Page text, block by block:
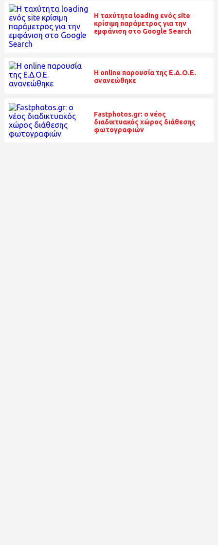
Η ταχύτητα loading ενός site
κρίσιμη παράμετρος για την
εμφάνιση στο Google Search
H online παρουσία της Ε.Δ.Ο.Ε.
ανανεώθηκε
Fastphotos.gr: ο νέος
διαδικτυακός χώρος διάθεσης
φωτογραφιών